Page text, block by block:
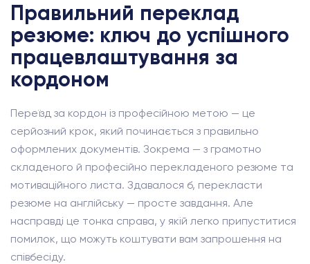
Правильний переклад
резюме: ключ до успішного
працевлаштування за
кордоном
Переїзд за кордон із професійною метою — це
серйозний крок, який починається з правильно
оформлених документів. Зокрема — з грамотно
складеного й професійно перекладеного резюме та
мотиваційного листа. Здавалося б, перекласти
резюме на англійську — просте завдання. Але
насправді це тонка справа, у якій легко припуститися
помилок, що можуть коштувати вам запрошення на
співбесіду.